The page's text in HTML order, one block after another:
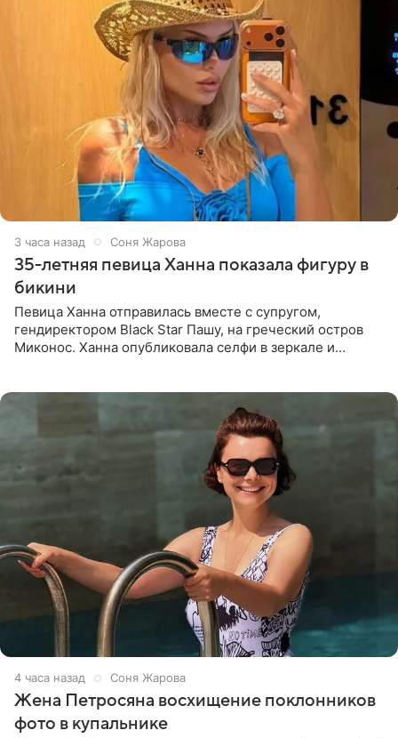
3 часа назад Соня Жарова
35-летняя певица Ханна показала фигуру в
бикини
Певица Ханна отправилась вместе с супругом,
гендиректором Black Star Пашу, на греческий остров
Миконос. Ханна опубликовала селфи в зеркале и
4 часа назад Соня Жарова
Жена Петросяна восхищение поклонников
фото в купальнике